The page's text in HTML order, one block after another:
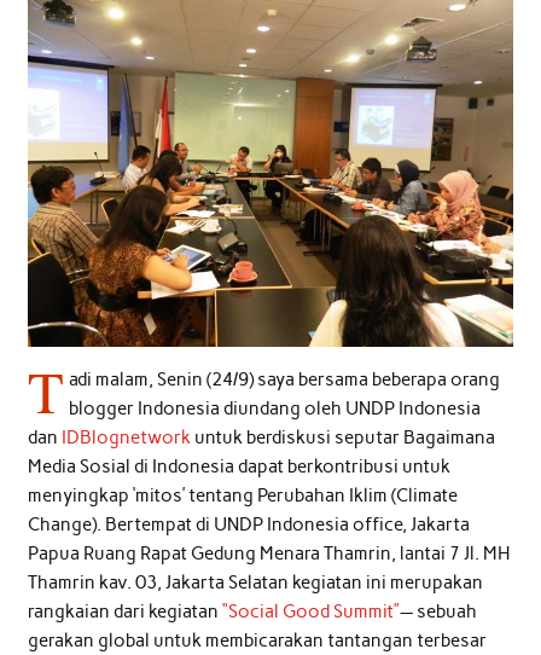
T adi malam, Senin (24/9) saya bersama beberapa orang
blogger Indonesia diundang oleh UNDP Indonesia
dan IDBlognetworkuntuk berdiskusi seputar Bagaimana
Media Sosial di Indonesia dapat berkontribusi untuk
menyingkap ‘mitos’ tentang Perubahan Iklim (Climate
Change). Bertempat di UNDP Indonesia office, Jakarta
Papua Ruang Rapat Gedung Menara Thamrin, lantai 7 Jl. MH
Thamrin kav. 03, Jakarta Selatan kegiatan ini merupakan
rangkaian dari kegiatan “Social Good Summit”— sebuah
gerakan global untuk membicarakan tantangan terbesar